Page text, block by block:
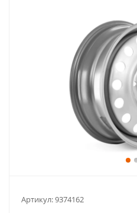
Артикул:9374162